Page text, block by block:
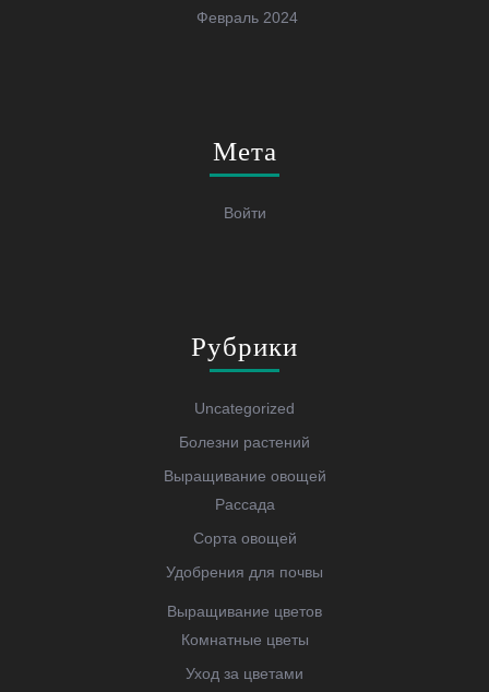
Февраль 2024
Мета
Войти
Рубрики
Uncategorized
Болезни растений
Выращивание овощей
Рассада
Сорта овощей
Удобрения для почвы
Выращивание цветов
Комнатные цветы
Уход за цветами